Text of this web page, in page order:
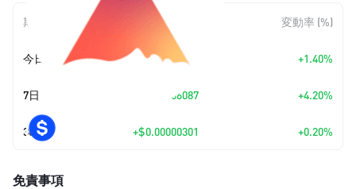
期間 金額変動 変動率 (%)
今日 $0.00002085 +1.40%
7日 $0.00006087 +4.20%
30日 +$0.00000301 +0.20%
免責事項